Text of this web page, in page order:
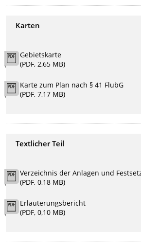
Karten
Gebietskarte
(PDF, 2,65 MB)
Karte zum Plan nach § 41 FlubG
(PDF, 7,17 MB)
Textlicher Teil
Verzeichnis der Anlagen und
(PDF, 0,18 MB)
Erläuterungsbericht
(PDF, 0,10 MB)